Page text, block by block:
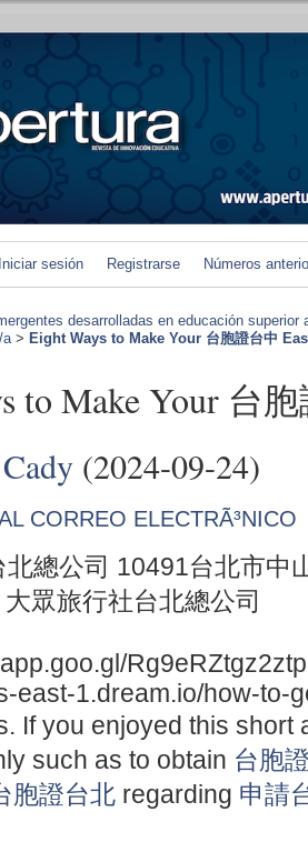
Iniciar sesión Registrarse Números
desarrolladas en educación
a> Eight Ways to Make Your 台胞證台中
to Make Your 台
(2024-09-24)
CORREO ELECTRÃ³NICO
北總公司 10491台北市中
眾旅行社台北總公司
east-1.dream.io/how-to-
If you enjoyed this short
such as to obtain 台胞
胞證台北 regarding 申請